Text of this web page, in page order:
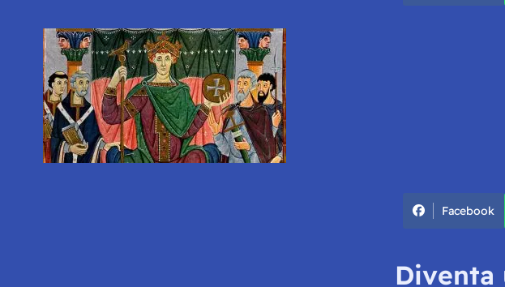
Facebook
Diventa